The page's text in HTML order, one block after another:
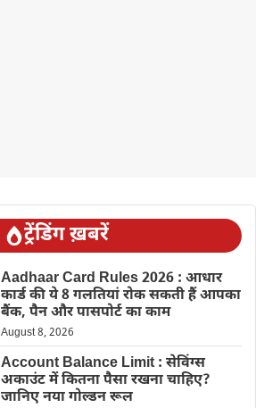
ट्रेंडिंग ख़बरें
Aadhaar Card Rules 2026 : आधार
कार्ड की ये 8 गलतियां रोक सकती हैं आपका
बैंक, पैन और पासपोर्ट का काम
August 8, 2026
Account Balance Limit : सेविंग्स
अकाउंट में कितना पैसा रखना चाहिए?
जानिए नया गोल्डन रूल